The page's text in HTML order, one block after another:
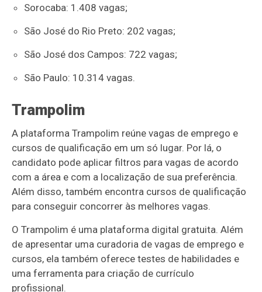
Sorocaba: 1.408 vagas;
São José do Rio Preto: 202 vagas;
São José dos Campos: 722 vagas;
São Paulo: 10.314 vagas.
Trampolim
A plataforma Trampolim reúne vagas de emprego e
cursos de qualificação em um só lugar. Por lá, o
candidato pode aplicar filtros para vagas de acordo
com a área e com a localização de sua preferência.
Além disso, também encontra cursos de qualificação
para conseguir concorrer às melhores vagas.
O Trampolim é uma plataforma digital gratuita. Além
de apresentar uma curadoria de vagas de emprego e
cursos, ela também oferece testes de habilidades e
uma ferramenta para criação de currículo
profissional.